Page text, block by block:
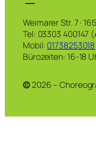
Weimarer Str. 7 ·
Tel: 03303 400147
Mobil: 01738253018
Bürozeiten: 16-18
©2026 –